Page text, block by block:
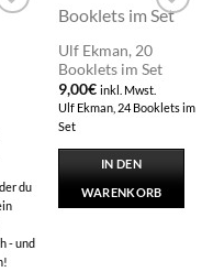
du
- und
wishlist
Ulf Ekman, 20
Booklets im Set
9,00€ inkl. Mwst.
Ulf Ekman, 24 Booklets im
Set
IN DEN
WARENKORB